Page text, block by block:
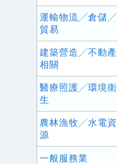
運輸物流╱倉儲╱
貿易
建築營造╱不動產
相關
醫療照護╱環境衛
生
農林漁牧╱水電資
源
一般服務業